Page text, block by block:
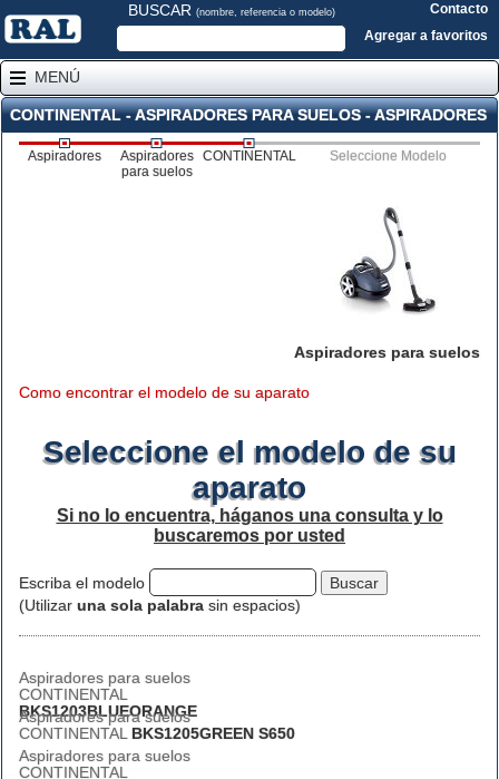
BUSCAR (nombre, referencia o modelo)
Contacto
Agregar a favoritos
MENÚ
CONTINENTAL - ASPIRADORES PARA SUELOS - ASPIRADORES
Aspiradores
Aspiradores
para suelos
CONTINENTAL Seleccione Modelo
Aspiradores para suelos
Como encontrar el modelo de su aparato
Seleccione el modelo de su
aparato
Si no lo encuentra, háganos una consulta y lo
buscaremos por usted
Escriba el modelo
(Utilizar una sola palabra sin espacios)
Aspiradores para suelos
CONTINENTAL
BKS1203BLUEORANGE
Aspiradores para suelos
CONTINENTAL BKS1205GREEN S650
Aspiradores para suelos
CONTINENTAL